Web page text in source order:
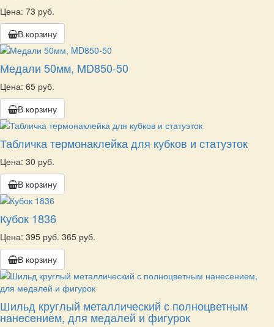
Цена: 73 руб.
В корзину
Медали 50мм, MD850-50
Цена: 65 руб.
В корзину
Табличка термонаклейка для кубков и статуэток
Цена: 30 руб.
В корзину
Кубок 1836
Цена: 395 руб. 365 руб.
В корзину
Шильд круглый металлический с полноцветным
нанесением, для медалей и фигурок